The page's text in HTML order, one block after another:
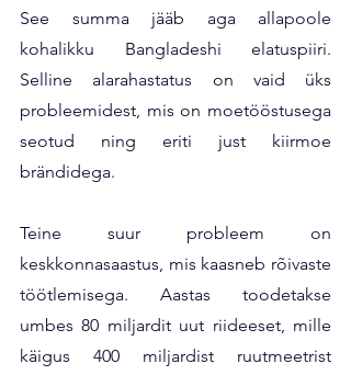
See summa jääb aga allapoole
kohalikku Bangladeshi elatuspiiri.
Selline alarahastatus on vaid üks
probleemidest, mis on moetööstusega
seotud ning eriti just kiirmoe
brändidega.
Teine suur probleem on
keskkonnasaastus, mis kaasneb rõivaste
töötlemisega. Aastas toodetakse
umbes 80 miljardit uut riideeset, mille
käigus 400 miljardist ruutmeetrist